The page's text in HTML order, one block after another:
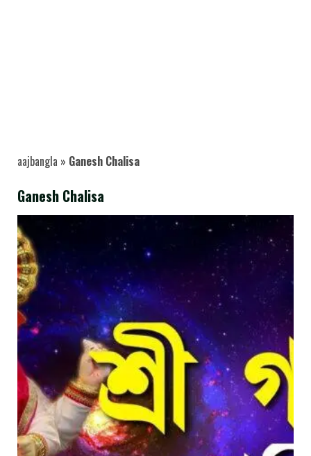
aajbangla » Ganesh Chalisa
Ganesh Chalisa